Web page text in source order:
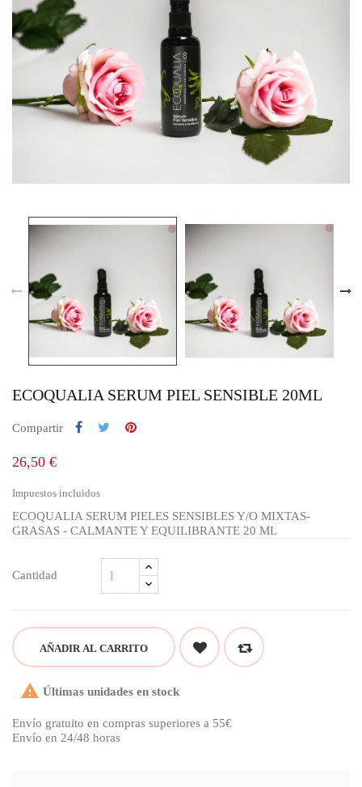
ECOQUALIA SERUM PIEL SENSIBLE 20ML
Compartir
26,50 €
Impuestos incluidos
ECOQUALIA SERUM PIELES SENSIBLES Y/O MIXTAS-
GRASAS - CALMANTE Y EQUILIBRANTE 20 ML
Cantidad
AÑADIR AL CARRITO
 Últimas unidades en stock
Envío gratuito en compras superiores a 55€
Envío en 24/48 horas